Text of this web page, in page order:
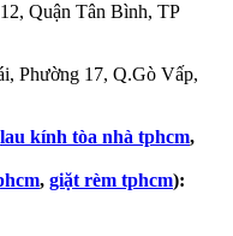
Quận Tân Bình, TP
Phường 17, Q.Gò Vấp,
lau kính tòa nhà tphcm,
, giặt rèm tphcm):